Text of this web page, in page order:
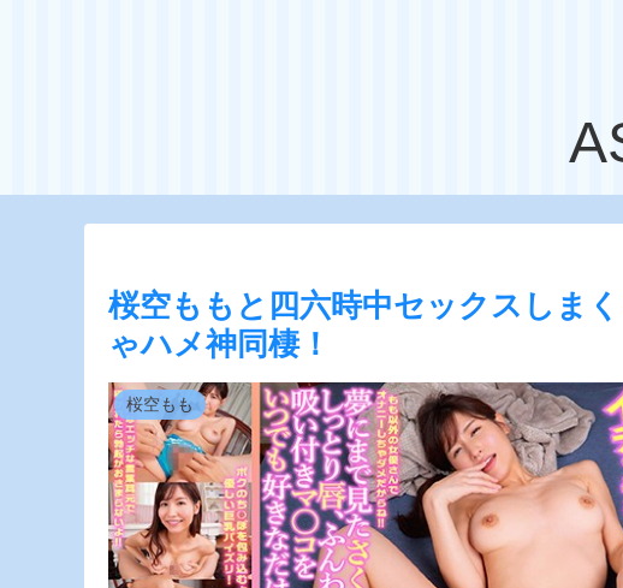
桜空ももと四六時中セックスしま
ゃハメ神同棲！
桜空もも